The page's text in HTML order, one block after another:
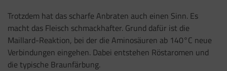
Trotzdem hat das scharfe Anbraten auch einen Sinn. Es
macht das Fleisch schmackhafter. Grund dafür ist die
Maillard-Reaktion, bei der die Aminosäuren ab 140°C neue
Verbindungen eingehen. Dabei entstehen Röstaromen und
die typische Braunfärbung.